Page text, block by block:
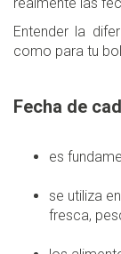
Entender la
como para tu
Fecha de
es
se utiliza
fresca,